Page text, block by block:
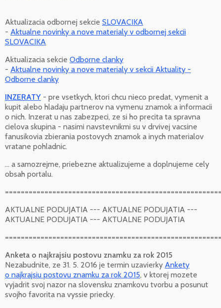
Aktualizacia odbornej sekcie SLOVACIKA
- Aktualne novinky a nove materialy v odbornej sekcii
SLOVACIKA
Aktualizacia sekcie Odborne clanky
- Aktualne novinky a nove materialy v sekcii Aktuality -
Odborne clanky
INZERATY - pre vsetkych, ktori chcu nieco predat, vymenit a
kupit alebo hladaju partnerov na vymenu znamok a informacii
o nich. Inzerat u nas zabezpeci, ze si ho precita ta spravna
cielova skupina - nasimi navstevnikmi su v drvivej vacsine
fanusikovia zbierania postovych znamok a inych materialov
vratane pohladnic.
... a samozrejme, priebezne aktualizujeme a doplnujeme cely
obsah portalu.
AKTUALNE PODUJATIA --- AKTUALNE PODUJATIA ---
AKTUALNE PODUJATIA --- AKTUALNE PODUJATIA
Anketa o najkrajsiu postovu znamku za rok 2015
Nezabudnite, ze 31. 5. 2016 je termin uzavierky Ankety
o najkrajsiu postovu znamku za rok 2015, v ktorej mozete
vyjadrit svoj nazor na slovensku znamkovu tvorbu a posunut
svojho favorita na vyssie priecky.